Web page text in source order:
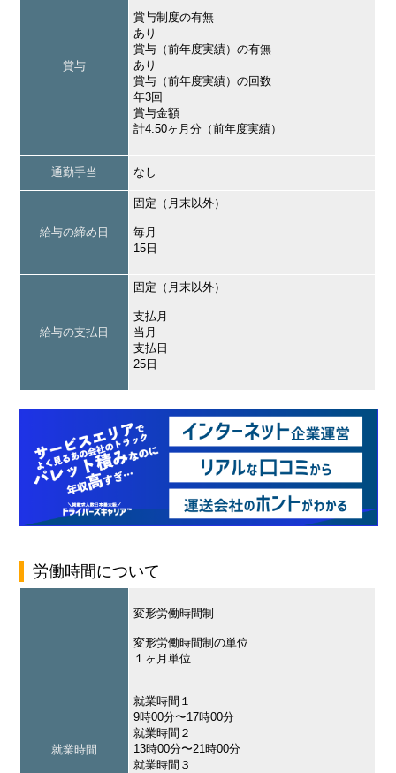
賞与
賞与制度の有無
あり
賞与（前年度実績）の有無
あり
賞与（前年度実績）の回数
年3回
賞与金額
計4.50ヶ月分（前年度実績）
通勤手当 なし
給与の締め日
固定（月末以外）
毎月
15日
給与の支払日
固定（月末以外）
支払月
当月
支払日
25日
労働時間について
就業時間
変形労働時間制
変形労働時間制の単位
１ヶ月単位
就業時間１
9時00分〜17時00分
就業時間２
13時00分〜21時00分
就業時間３